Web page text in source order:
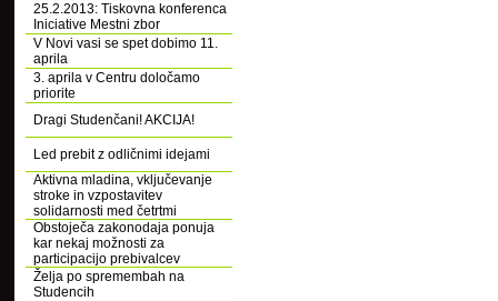
25.2.2013: Tiskovna konferenca
Iniciative Mestni zbor
V Novi vasi se spet dobimo 11.
aprila
3. aprila v Centru določamo
priorite
Dragi Studenčani! AKCIJA!
Led prebit z odličnimi idejami
Aktivna mladina, vključevanje
stroke in vzpostavitev
solidarnosti med četrtmi
Obstoječa zakonodaja ponuja
kar nekaj možnosti za
participacijo prebivalcev
Želja po spremembah na
Studencih